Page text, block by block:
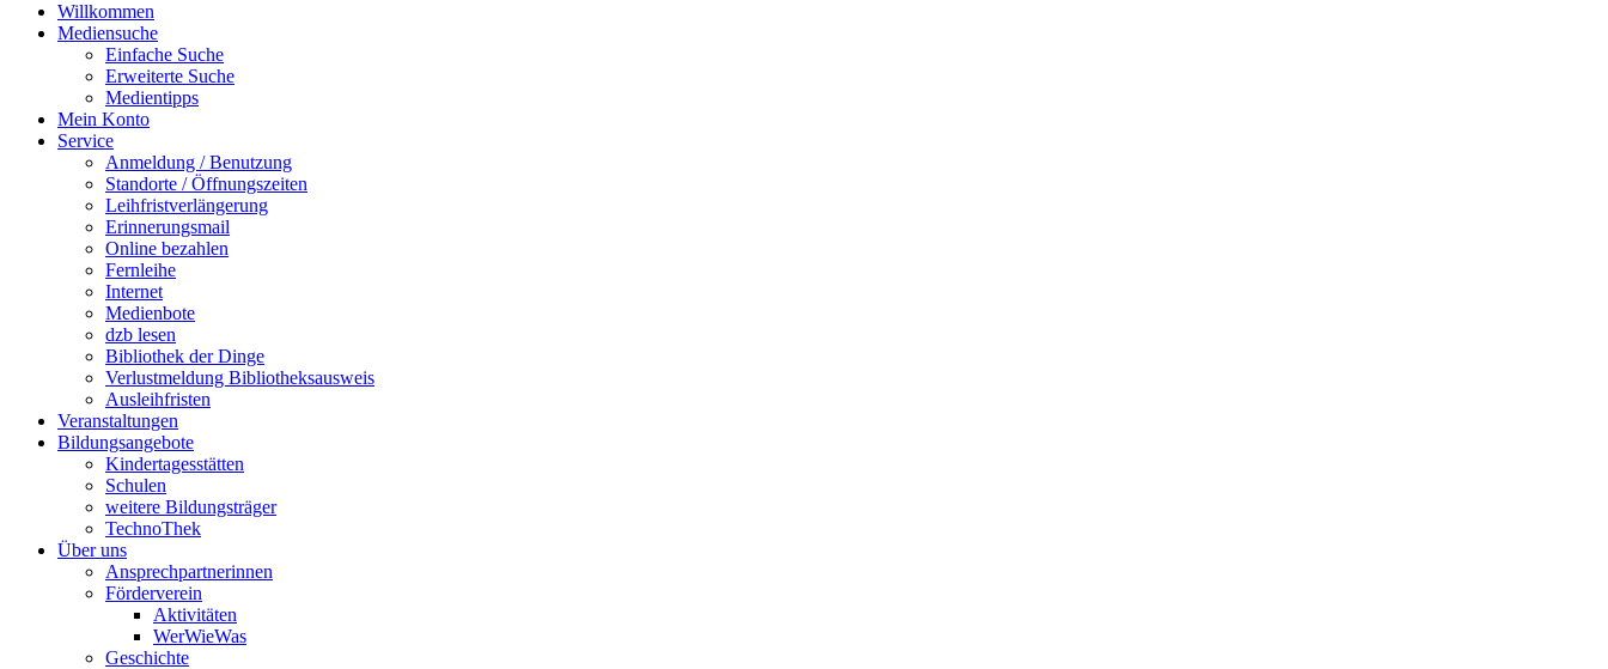
Willkommen
Mediensuche
Einfache Suche
Erweiterte Suche
Medientipps
Mein Konto
Service
Anmeldung / Benutzung
Standorte / Öffnungszeiten
Leihfristverlängerung
Erinnerungsmail
Online bezahlen
Fernleihe
Internet
Medienbote
dzb lesen
Bibliothek der Dinge
Verlustmeldung Bibliotheksausweis
Ausleihfristen
Veranstaltungen
Bildungsangebote
Kindertagesstätten
Schulen
weitere Bildungsträger
TechnoThek
Über uns
Ansprechpartnerinnen
Förderverein
Aktivitäten
WerWieWas
Geschichte